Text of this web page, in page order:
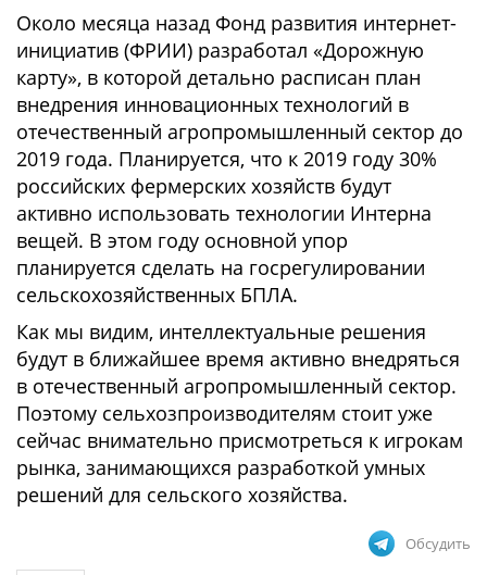
Около месяца назад Фонд развития интернет-
инициатив (ФРИИ) разработал «Дорожную
карту», в которой детально расписан план
внедрения инновационных технологий в
отечественный агропромышленный сектор до
2019 года. Планируется, что к 2019 году 30%
российских фермерских хозяйств будут
активно использовать технологии Интерна
вещей. В этом году основной упор
планируется сделать на госрегулировании
сельскохозяйственных БПЛА.
Как мы видим, интеллектуальные решения
будут в ближайшее время активно внедряться
в отечественный агропромышленный сектор.
Поэтому сельхозпроизводителям стоит уже
сейчас внимательно присмотреться к игрокам
рынка, занимающихся разработкой умных
решений для сельского хозяйства.
Обсудить